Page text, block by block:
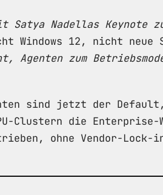
Nadellas Keynote
Windows 12, nicht neue
Agenten zum
sind jetzt der
Clustern die
ohne Vendor-Lock-